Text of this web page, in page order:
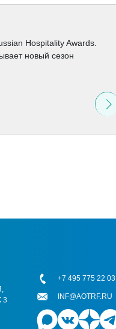
Hospitality Awards.
новый сезон
3
+7 495 775 22 03
INF@AOTRF.RU